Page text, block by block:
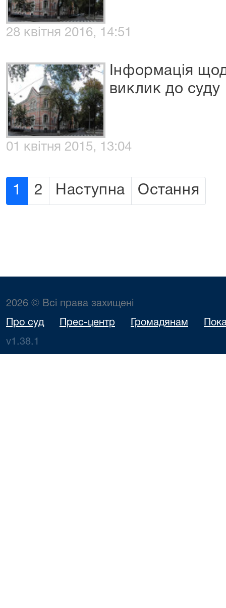
28 квітня 2016, 14:51
Інформація
виклик до суду
01 квітня 2015, 13:04
1 2 Наступна Остання
2026 © Всі права захищені
Про суд Прес-центр Громадянам
v1.38.1